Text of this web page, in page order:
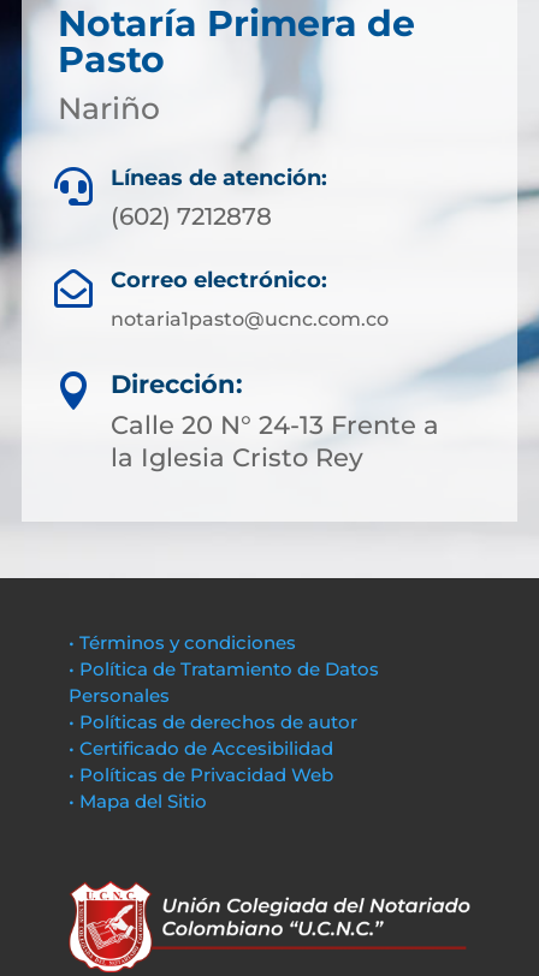
Notaría Primera de
Pasto
Nariño
 Líneas de atención:
(602) 7212878
 Correo electrónico:
notaria1pasto@ucnc.com.co

Dirección:
Calle 20 N° 24-13 Frente a
la Iglesia Cristo Rey
• Términos y condiciones
• Política de Tratamiento de Datos
Personales
• Políticas de derechos de autor
• Certificado de Accesibilidad
• Políticas de Privacidad Web
• Mapa del Sitio